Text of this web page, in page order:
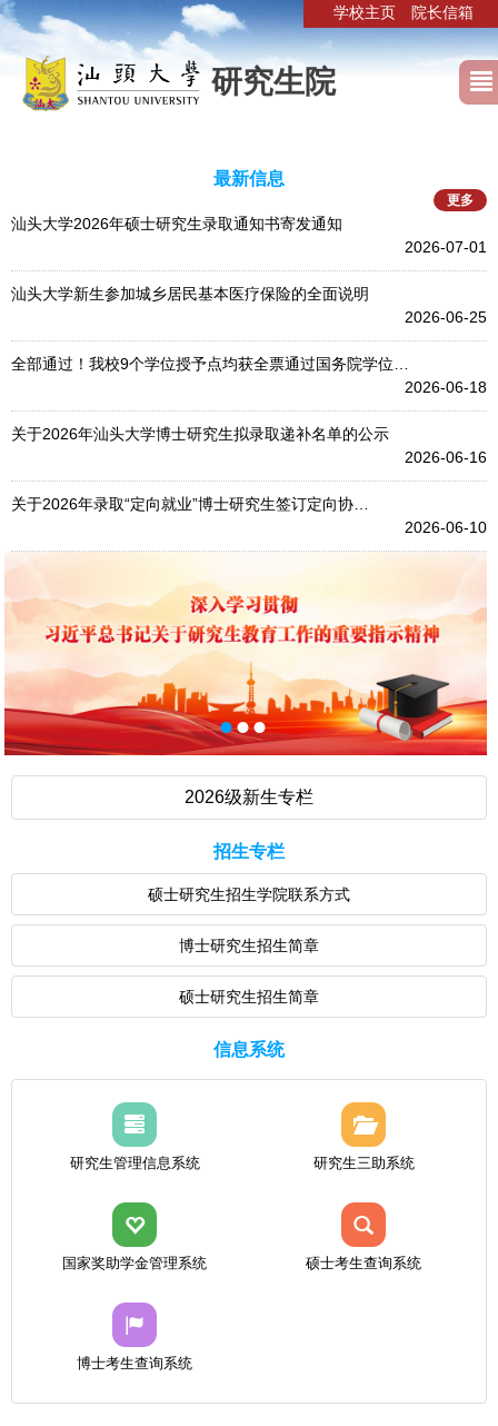
学校主页 院长信箱
研究生院
最新信息
更多
汕头大学2026年硕士研究生录取通知书寄发通知
2026-07-01
汕头大学新生参加城乡居民基本医疗保险的全面说明
2026-06-25
全部通过！我校9个学位授予点均获全票通过国务院学位…
2026-06-18
关于2026年汕头大学博士研究生拟录取递补名单的公示
2026-06-16
关于2026年录取“定向就业”博士研究生签订定向协…
2026-06-10
2026级新生专栏
招生专栏
硕士研究生招生学院联系方式
博士研究生招生简章
硕士研究生招生简章
信息系统
研究生管理信息系统 研究生三助系统
国家奖助学金管理系统 硕士考生查询系统
博士考生查询系统